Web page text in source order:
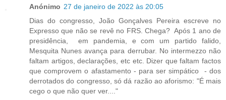
Anónimo 27 de janeiro de 2022 às 20:05
Dias do congresso, João Gonçalves Pereira escreve no
Expresso que não se revê no FRS. Chega? Após 1 ano de
presidência, em pandemia, e com um partido falido,
Mesquita Nunes avança para derrubar. No intermezzo não
faltam artigos, declarações, etc etc. Dizer que faltam factos
que comprovem o afastamento - para ser simpático - dos
derrotados do congresso, só dá razão ao aforismo: "É mais
cego o que não quer ver...."